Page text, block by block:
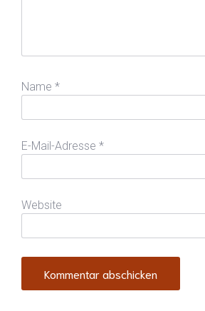
Name *
E-Mail-Adresse *
Website